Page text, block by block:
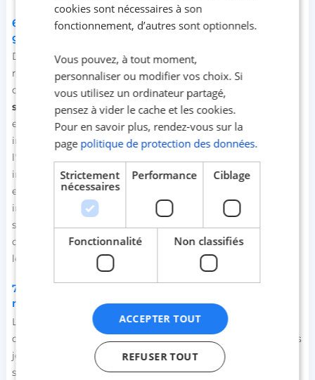
6. Respect de l’orientation sexuelle et de l’identité de
genre de chacun
Dans un monde de plus en plus diversifié, comprendre et
respecter les différentes orientations sexuelles et identités
de genre est devenu une nécessité. Uneéducation
sexuelle inclusive réduit les préjugés et favorise un
environnement respectueux et accueillant pour tous les
individus, quelles que soient leurs identités. Enseigner que
l'attirance et les relations peuvent varier, et que chaque
individu doit être respecté pour ses choix et son identité,
est essentiel pour promouvoir l'égalité et la diversité. Cela
implique aussi de fournir des ressources et des soutiens
spécifiques pour ceux qui peuvent se sentir marginalisés
ou incompris à cause de leur orientation sexuelle ou de
leur identité de genre.
7. Identification des différents signes d’abus
notamment sexuels
L' éducation sexuelle
se doit d’aborder les différents types
d'abus, qu’ils soient physiques ou émotionnels. Dès lors, les
jeunes pourront identifier les premiers signes d’abus
sexuels y compris les comportements inappropriés, tels
cookies sont nécessaires à son
fonctionnement, d’autres sont optionnels.
Vous pouvez, à tout moment,
personnaliser ou modifier vos choix. Si
vous utilisez un ordinateur partagé,
pensez à vider le cache et les cookies.
Pour en savoir plus, rendez-vous sur la
page politique de protection des données.
Strictement
nécessaires
Performance Ciblage
Fonctionnalité Non classifiés
ACCEPTER TOUT
REFUSER TOUT